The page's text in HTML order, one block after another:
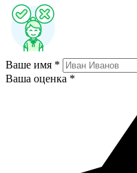
Ваше имя *
Ваша оценка *